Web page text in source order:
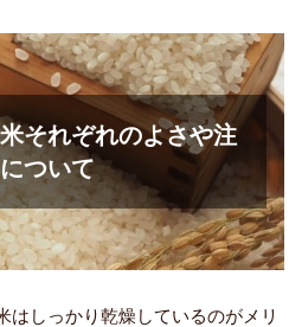
それぞれのよさや注
ついて
はしっかり乾燥しているのがメリ